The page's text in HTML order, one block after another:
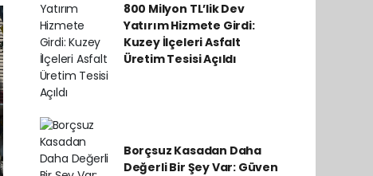
800 Milyon TL’lik Dev
Yatırım Hizmete Girdi:
Kuzey İlçeleri Asfalt
Üretim Tesisi Açıldı
Borçsuz Kasadan Daha
Değerli Bir Şey Var: Güven